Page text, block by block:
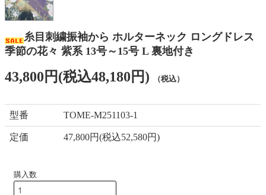
糸目刺繍振袖から ホルターネック ロングドレス
季節の花々 紫系 13号～15号 L 裏地付き
43,800円(税込48,180円) （税込）
型番 TOME-M251103-1
定価 47,800円(税込52,580円)
購入数